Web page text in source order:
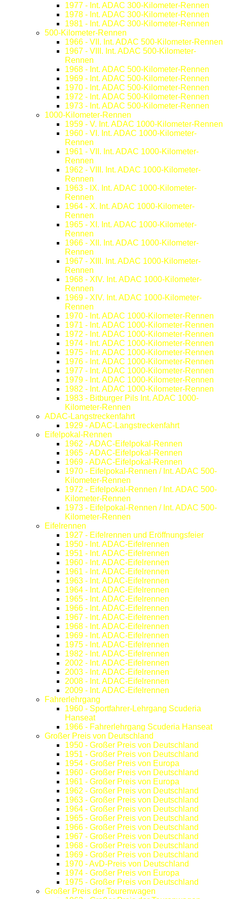
1977 - Int. ADAC 300-Kilometer-Rennen
1978 - Int. ADAC 300-Kilometer-Rennen
1981 - Int. ADAC 300-Kilometer-Rennen
500-Kilometer-Rennen
1966 - VII. Int. ADAC 500-Kilometer-Rennen
1967 - VIII. Int. ADAC 500-Kilometer-
Rennen
1968 - Int. ADAC 500-Kilometer-Rennen
1969 - Int. ADAC 500-Kilometer-Rennen
1970 - Int. ADAC 500-Kilometer-Rennen
1972 - Int. ADAC 500-Kilometer-Rennen
1973 - Int. ADAC 500-Kilometer-Rennen
1000-Kilometer-Rennen
1959 - V. Int. ADAC 1000-Kilometer-Rennen
1960 - VI. Int. ADAC 1000-Kilometer-
Rennen
1961 - VII. Int. ADAC 1000-Kilometer-
Rennen
1962 - VIII. Int. ADAC 1000-Kilometer-
Rennen
1963 - IX. Int. ADAC 1000-Kilometer-
Rennen
1964 - X. Int. ADAC 1000-Kilometer-
Rennen
1965 - XI. Int. ADAC 1000-Kilometer-
Rennen
1966 - XII. Int. ADAC 1000-Kilometer-
Rennen
1967 - XIII. Int. ADAC 1000-Kilometer-
Rennen
1968 - XIV. Int. ADAC 1000-Kilometer-
Rennen
1969 - XIV. Int. ADAC 1000-Kilometer-
Rennen
1970 - Int. ADAC 1000-Kilometer-Rennen
1971 - Int. ADAC 1000-Kilometer-Rennen
1972 - Int. ADAC 1000-Kilometer-Rennen
1974 - Int. ADAC 1000-Kilometer-Rennen
1975 - Int. ADAC 1000-Kilometer-Rennen
1976 - Int. ADAC 1000-Kilometer-Rennen
1977 - Int. ADAC 1000-Kilometer-Rennen
1979 - Int. ADAC 1000-Kilometer-Rennen
1982 - Int. ADAC 1000-Kilometer-Rennen
1983 - Bitburger Pils Int. ADAC 1000-
Kilometer-Rennen
ADAC-Langstreckenfahrt
1929 - ADAC-Langstreckenfahrt
Eifelpokal-Rennen
1962 - ADAC-Eifelpokal-Rennen
1965 - ADAC-Eifelpokal-Rennen
1969 - ADAC-Eifelpokal-Rennen
1970 - Eifelpokal-Rennen / Int. ADAC 500-
Kilometer-Rennen
1972 - Eifelpokal-Rennen / Int. ADAC 500-
Kilometer-Rennen
1973 - Eifelpokal-Rennen / Int. ADAC 500-
Kilometer-Rennen
Eifelrennen
1927 - Eifelrennen und Eröffnungsfeier
1950 - Int. ADAC-Eifelrennen
1951 - Int. ADAC-Eifelrennen
1960 - Int. ADAC-Eifelrennen
1961 - Int. ADAC-Eifelrennen
1963 - Int. ADAC-Eifelrennen
1964 - Int. ADAC-Eifelrennen
1965 - Int. ADAC-Eifelrennen
1966 - Int. ADAC-Eifelrennen
1967 - Int. ADAC-Eifelrennen
1968 - Int. ADAC-Eifelrennen
1969 - Int. ADAC-Eifelrennen
1975 - Int. ADAC-Eifelrennen
1982 - Int. ADAC-Eifelrennen
2002 - Int. ADAC-Eifelrennen
2003 - Int. ADAC-Eifelrennen
2008 - Int. ADAC-Eifelrennen
2009 - Int. ADAC-Eifelrennen
Fahrerlehrgang
1960 - Sportfahrer-Lehrgang Scuderia
Hanseat
1966 - Fahrerlehrgang Scuderia Hanseat
Großer Preis von Deutschland
1950 - Großer Preis von Deutschland
1951 - Großer Preis von Deutschland
1954 - Großer Preis von Europa
1960 - Großer Preis von Deutschland
1961 - Großer Preis von Europa
1962 - Großer Preis von Deutschland
1963 - Großer Preis von Deutschland
1964 - Großer Preis von Deutschland
1965 - Großer Preis von Deutschland
1966 - Großer Preis von Deutschland
1967 - Großer Preis von Deutschland
1968 - Großer Preis von Deutschland
1969 - Großer Preis von Deutschland
1970 - AvD-Preis von Deutschland
1974 - Großer Preis von Europa
1975 - Großer Preis von Deutschland
Großer Preis der Tourenwagen